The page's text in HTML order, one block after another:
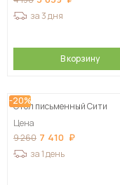
за 3 дня
В корзину
-20%
Стол письменный Сити
Цена
9 260 7 410
за 1 день